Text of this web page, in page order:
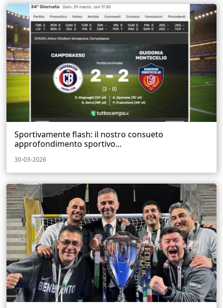
Sportivamente flash: il nostro consueto
approfondimento sportivo...
30-03-2026